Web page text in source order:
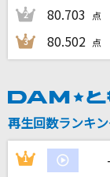
2 80.703 点
3 80.502 点
再生回数ランキ
1